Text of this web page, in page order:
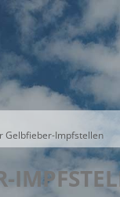
THEMEN
Gelbfieber-Impfstellen